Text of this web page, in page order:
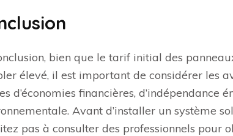
bien que le tarif initial des
élevé, il est important de considérer les
d’économies financières, d’indépendance
Avant d’installer un système
pas à consulter des professionnels pour